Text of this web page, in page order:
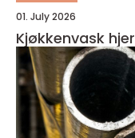
01. July 2026